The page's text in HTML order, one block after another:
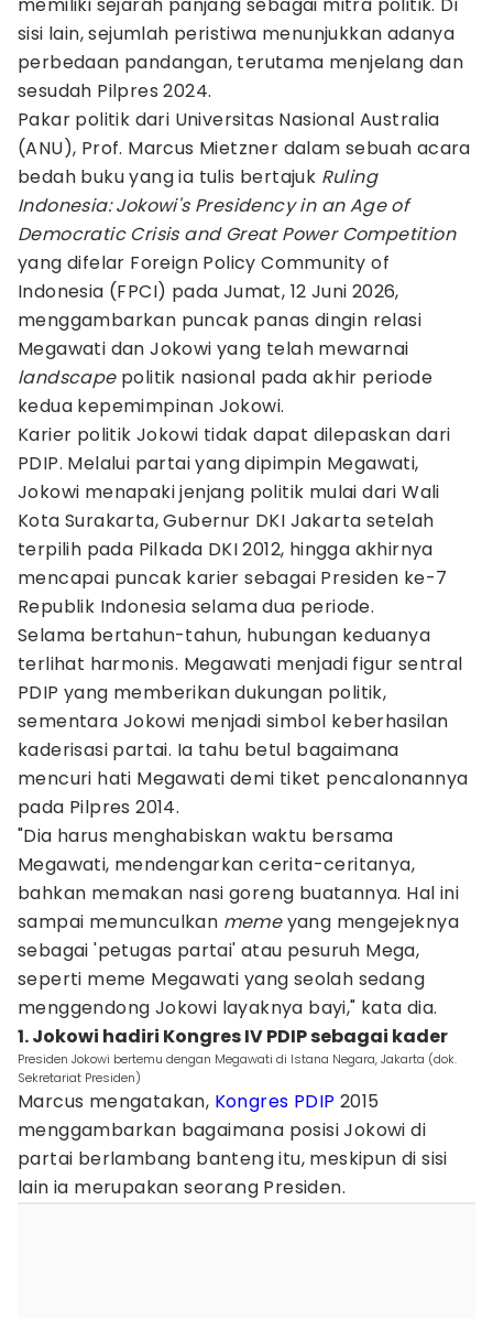
sisi lain, sejumlah peristiwa menunjukkan adanya
perbedaan pandangan, terutama menjelang dan
sesudah Pilpres 2024.
Pakar politik dari Universitas Nasional Australia
(ANU), Prof. Marcus Mietzner dalam sebuah acara
bedah buku yang ia tulis bertajuk Ruling
Indonesia: Jokowi's Presidency in an Age of
Democratic Crisis and Great Power Competition
yang difelar Foreign Policy Community of
Indonesia (FPCI) pada Jumat, 12 Juni 2026,
menggambarkan puncak panas dingin relasi
Megawati dan Jokowi yang telah mewarnai
landscapepolitik nasional pada akhir periode
kedua kepemimpinan Jokowi.
Karier politik Jokowi tidak dapat dilepaskan dari
PDIP. Melalui partai yang dipimpin Megawati,
Jokowi menapaki jenjang politik mulai dari Wali
Kota Surakarta, Gubernur DKI Jakarta setelah
terpilih pada Pilkada DKI 2012, hingga akhirnya
mencapai puncak karier sebagai Presiden ke-7
Republik Indonesia selama dua periode.
Selama bertahun-tahun, hubungan keduanya
terlihat harmonis. Megawati menjadi figur sentral
PDIP yang memberikan dukungan politik,
sementara Jokowi menjadi simbol keberhasilan
kaderisasi partai. Ia tahu betul bagaimana
mencuri hati Megawati demi tiket pencalonannya
pada Pilpres 2014.
"Dia harus menghabiskan waktu bersama
Megawati, mendengarkan cerita-ceritanya,
bahkan memakan nasi goreng buatannya. Hal ini
sampai memunculkan memeyang mengejeknya
sebagai 'petugas partai' atau pesuruh Mega,
seperti meme Megawati yang seolah sedang
menggendong Jokowi layaknya bayi," kata dia.
1. Jokowi hadiri Kongres IV PDIP sebagai kader
Presiden Jokowi bertemu dengan Megawati di Istana Negara, Jakarta (dok.
Sekretariat Presiden)
Marcus mengatakan, Kongres PDIP 2015
menggambarkan bagaimana posisi Jokowi di
partai berlambang banteng itu, meskipun di sisi
lain ia merupakan seorang Presiden.